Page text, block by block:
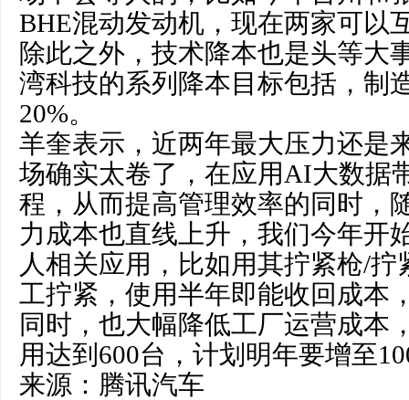
BHE混动发动机，现在两家可以
除此之外，技术降本也是头等大
湾科技的系列降本目标包括，制
20%。
羊奎表示，近两年最大压力还是
场确实太卷了，在应用AI大数据
程，从而提高管理效率的同时，
力成本也直线上升，我们今年开
人相关应用，比如用其拧紧枪/
工拧紧，使用半年即能收回成本
同时，也大幅降低工厂运营成本
用达到600台，计划明年要增至
来源：腾讯汽车